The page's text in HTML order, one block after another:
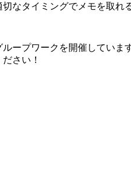
なタイミングでメモを取れ
ープワークを開催しています
さい！